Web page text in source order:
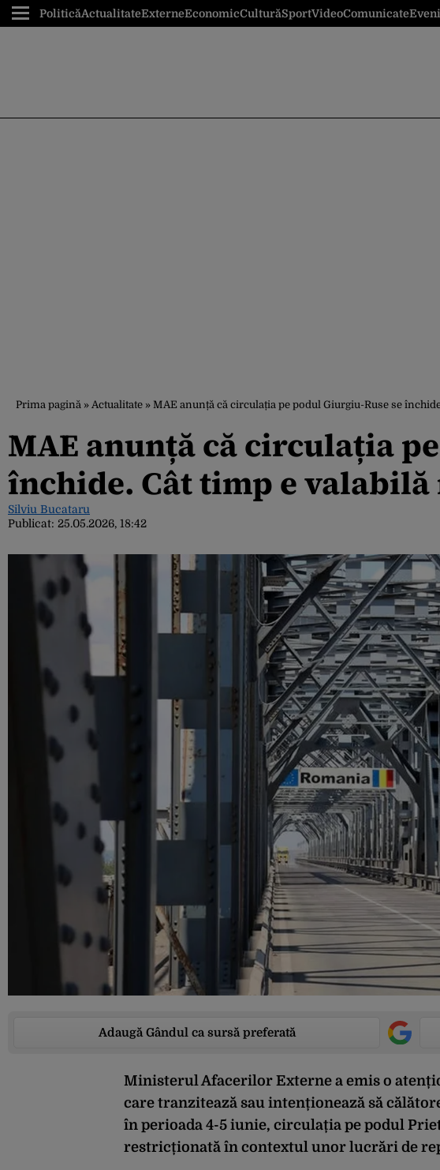
PoliticăActualitateExterneEconomicCulturăSportVideoComunicate
Prima pagină » Actualitate » MAE anunță că circulația pe podul Giurgiu-Ruse se
MAE anunță că circulația
închide. Cât timp e
Silviu Bucataru
Publicat: 25.05.2026, 18:42
Adaugă Gândul ca sursă preferată
Ministerul Afacerilor Externe a emis o
care tranzitează sau intenționează să
în perioada 4-5 iunie, circulația pe podul
restricționată în contextul unor lucrări de